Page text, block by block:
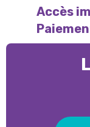
Accès